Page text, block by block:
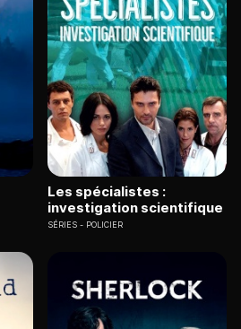
Les spécialistes :
investigation scientifique
SÉRIES POLICIER